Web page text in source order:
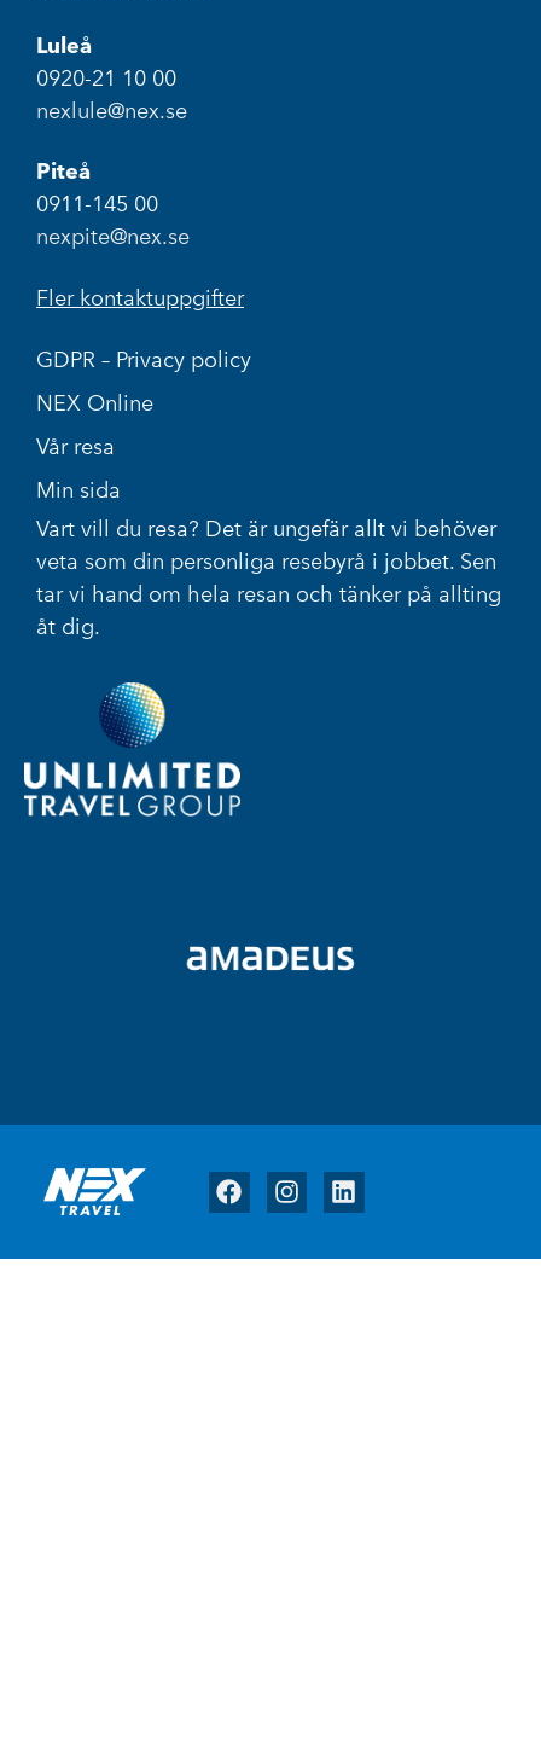
Luleå
0920-21 10 00
nexlule@nex.se
Piteå
0911-145 00
nexpite@nex.se
Fler kontaktuppgifter
GDPR – Privacy policy
NEX Online
Vår resa
Min sida
Vart vill du resa? Det är ungefär allt vi behöver
veta som din personliga resebyrå i jobbet. Sen
tar vi hand om hela resan och tänker på allting
åt dig.